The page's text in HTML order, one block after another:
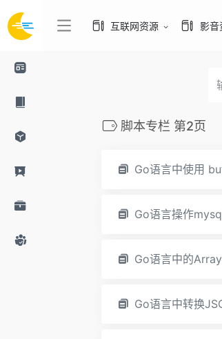
互联网资源 影音
脚本专栏 第2页
Go语言中使用
Go语言操作
Go语言中的
Go语言中转换